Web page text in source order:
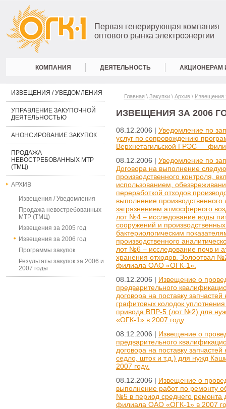
Первая генерирующая компания
оптового рынка электроэнергии
КОМПАНИЯ ДЕЯТЕЛЬНОСТЬ АКЦИОНЕРАМ
ИЗВЕЩЕНИЯ / УВЕДОМЛЕНИЯ
УПРАВЛЕНИЕ ЗАКУПОЧНОЙ
ДЕЯТЕЛЬНОСТЬЮ
АНОНСИРОВАНИЕ ЗАКУПОК
ПРОДАЖА
НЕВОСТРЕБОВАННЫХ МТР
(ТМЦ)
АРХИВ
Извещения / Уведомления
Продажа невостребованных
МТР (ТМЦ)
Извещения за 2005 год
Извещения за 2006 год
Программы закупок
Результаты закупок за 2006 и
2007 годы
Главная \ Закупки\ Архив\ Извещения
ИЗВЕЩЕНИЯ ЗА 2006
08.12.2006 | Уведомление по
услуг по сопровождению
Верхнетагильской ГРЭС —
08.12.2006 | Уведомление по
Договора на выполнение
производственного контроля,
использованием,
переработкой отходов
выполнение производственного
загрязнением атмосферного
лот №4 – исследование воды
сооружений и
бактериологическим
производственного
лот №6 – исследование почв и
хранения отходов. Золоотвал
филиала ОАО «ОГК-1».
08.12.2006 | Извещение о
предварительного
договора на поставку
графитовых колодок
привода ВПР-5 (лот №2) для
«ОГК-1» в 2007 году.
08.12.2006 | Извещение о
предварительного
договора на поставку
седло, шток и т.д.) для нужд
2007 году.
08.12.2006 | Извещение о
выполнение работ по ремонту
№5 в период среднего
филиала ОАО «ОГК-1» в 2007